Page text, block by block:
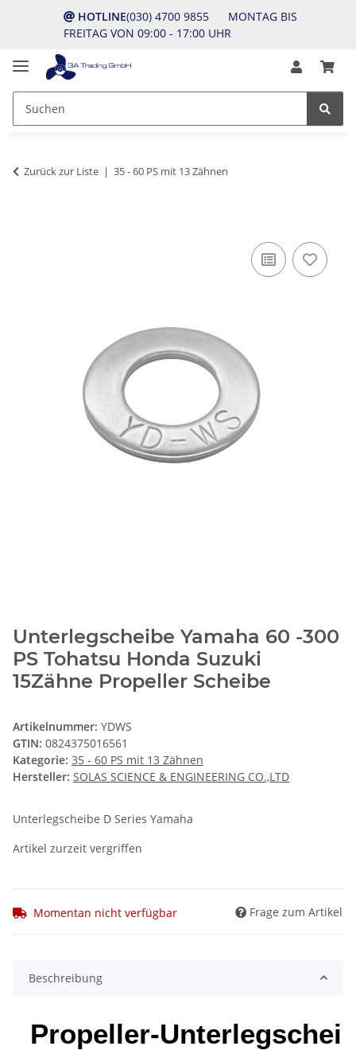
HOTLINE(030) 4700 9855 MONTAG BIS
FREITAG VON 09:00 - 17:00 UHR
Zurück zur Liste 35 - 60 PS mit 13 Zähnen
Unterlegscheibe Yamaha 60 -300
PS Tohatsu Honda Suzuki
15Zähne Propeller Scheibe
Artikelnummer: YDWS
GTIN: 0824375016561
Kategorie: 35 - 60 PS mit 13 Zähnen
Hersteller: SOLAS SCIENCE & ENGINEERING CO.,LTD
Unterlegscheibe D Series Yamaha
Artikel zurzeit vergriffen
Momentan nicht verfügbar Frage zum Artikel
Beschreibung
Propeller-